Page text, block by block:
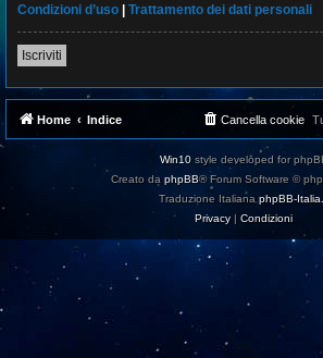
Condizioni d’uso | Trattamento dei dati personali
Iscriviti
Home Indice Cancella cookie
Win10style developed for
Creato da phpBB® Forum Software ©
Traduzione Italiana phpBB-
Privacy | Condizioni